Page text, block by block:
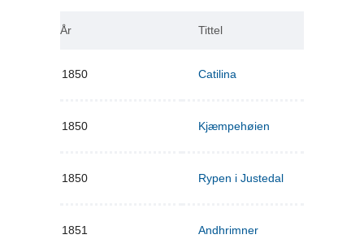
År Tittel
1850 Catilina
1850 Kjæmpehøien
1850 Rypen i Justedal
1851 Andhrimner